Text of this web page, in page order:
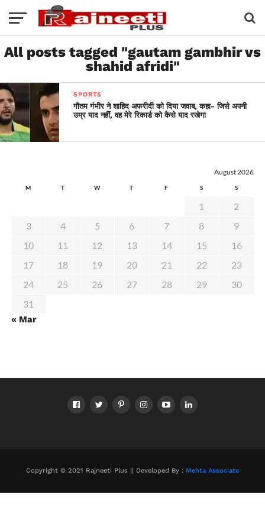
All posts tagged "gautam gambhir vs
shahid afridi"
SPORTS
गौतम गंभीर ने शाहिद अफरीदी को दिया जवाब, कहा- जिसे अपनी
उम्र याद नहीं, वह मेरे रिकार्ड को कैसे याद रखेगा
August 2026
M T W T F S S
1
2
3
4 5 6 7 8
9
10
11 12 13 14 15
16
17
18 19 20 21 22
23
24
25 26 27 28 29
30
31
« Mar
Copyright © 2021 Rajneeti Plus || Developed By : Mehta Associate